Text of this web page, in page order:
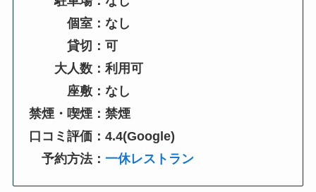
個室：なし
貸切：可
大人数：利用可
座敷：なし
禁煙・喫煙：禁煙
口コミ評価：4.4(Google)
予約方法：一休レストラン